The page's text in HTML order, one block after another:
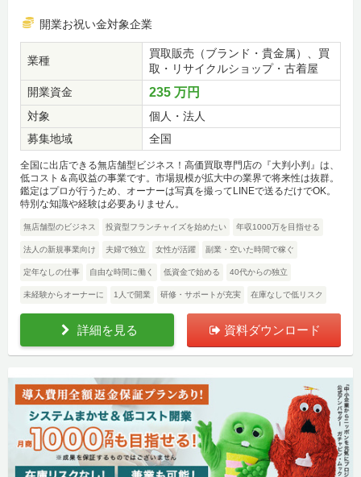
開業お祝い金対象企業
業種
買取販売（ブランド・貴金属）、買
取・リサイクルショップ・古着屋
開業資金
235 万円
対象
個人・法人
募集地域
全国
全国に出店できる無店舗型ビジネス！高価買取専門店の『大判小判』は、
低コスト＆高収益の事業です。市場規模が拡大中の業界で将来性は抜群。
鑑定はプロが行うため、オーナーは写真を撮ってLINEで送るだけでOK。
特別な知識や経験は必要ありません。
無店舗型のビジネス 投資型フランチャイズを始めたい 年収1000万を目指せる
法人の新規事業向け 夫婦で独立 女性が活躍 副業・空いた時間で稼ぐ
定年なしの仕事 自由な時間に働く 低資金で始める 40代からの独立
未経験からオーナーに 1人で開業 研修・サポートが充実 在庫なしで低リスク
詳細を見る 資料ダウンロード